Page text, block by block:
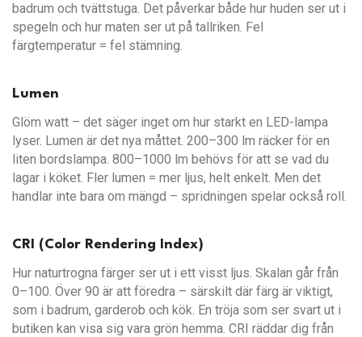
badrum och tvättstuga. Det påverkar både hur huden ser ut i
spegeln och hur maten ser ut på tallriken. Fel
färgtemperatur = fel stämning.
Lumen
Glöm watt – det säger inget om hur starkt en LED-lampa
lyser. Lumen är det nya måttet. 200–300 lm räcker för en
liten bordslampa. 800–1000 lm behövs för att se vad du
lagar i köket. Fler lumen = mer ljus, helt enkelt. Men det
handlar inte bara om mängd – spridningen spelar också roll.
CRI (Color Rendering Index)
Hur naturtrogna färger ser ut i ett visst ljus. Skalan går från
0–100. Över 90 är att föredra – särskilt där färg är viktigt,
som i badrum, garderob och kök. En tröja som ser svart ut i
butiken kan visa sig vara grön hemma. CRI räddar dig från